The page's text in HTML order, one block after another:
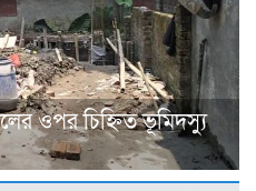
ওপর চিহ্নিত ভূমিদস্যু